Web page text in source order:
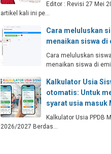
Editor : Revisi 27 Mei
artikel kali ini pe…
Cara meluluskan
menaikan siswa di
Cara meluluskan
menaikan siswa di
Kalkulator Usia
otomatis: Untuk
syarat usia masuk
Kalkulator Usia PPDB
2026/2027 Berdas…